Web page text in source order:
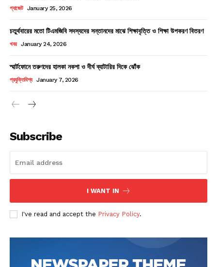
Company
About
Subscription Plans
My account
গ্যাজেট January 25, 2026
চতুর্থবারের মতো টিএমজিবি সদস্যদের সন্তানদের মাঝে শিক্ষাবৃত্তি ও শিক্ষা উপকরণ বিতরণ
খবর January 24, 2026
স্মার্টফোনে তরুণদের হালকা নকশা ও দীর্ঘ ব্যাটারির দিকে ঝোঁক
প্রযুক্তিবিশ্ব January 7, 2026
Subscribe
I WANT IN
I've read and accept the Privacy Policy.